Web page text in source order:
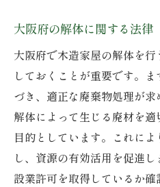
大阪府の解体に関する法律
大阪府で木造家屋の解体を
しておくことが重要です。
づき、適正な廃棄物処理が求
解体によって生じる廃材を
目的としています。これに
し、資源の有効活用を促進
設業許可を取得しているか確